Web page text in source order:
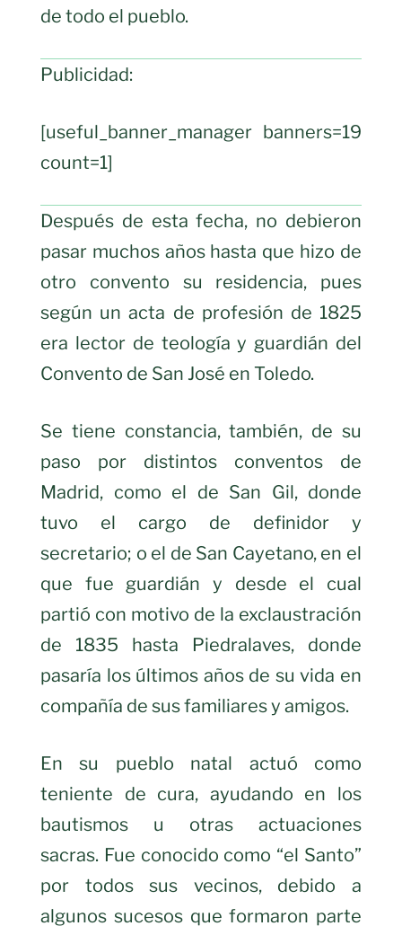
de todo el pueblo.
Publicidad:
[useful_banner_manager banners=19
count=1]
Después de esta fecha, no debieron
pasar muchos años hasta que hizo de
otro convento su residencia, pues
según un acta de profesión de 1825
era lector de teología y guardián del
Convento de San José en Toledo.
Se tiene constancia, también, de su
paso por distintos conventos de
Madrid, como el de San Gil, donde
tuvo el cargo de definidor y
secretario; o el de San Cayetano, en el
que fue guardián y desde el cual
partió con motivo de la exclaustración
de 1835 hasta Piedralaves, donde
pasaría los últimos años de su vida en
compañía de sus familiares y amigos.
En su pueblo natal actuó como
teniente de cura, ayudando en los
bautismos u otras actuaciones
sacras. Fue conocido como “el Santo”
por todos sus vecinos, debido a
algunos sucesos que formaron parte